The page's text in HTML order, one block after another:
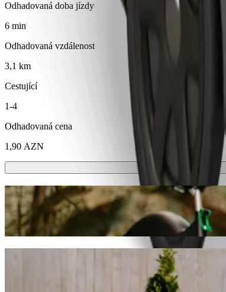
Odhadovaná doba jízdy
6 min
Odhadovaná vzdálenost
3,1 km
Cestující
1-4
Odhadovaná cena
1,90 AZN
Koloběžky nebo e-kola
Přesouvejte se po Mingachevir na koloběžkách nebo e-
Stáhnout aplikaci Bolt
Dostaňte se z Police department
Pokud hledáte nejlepší cenu pro jízdu do 16 Nömrəli